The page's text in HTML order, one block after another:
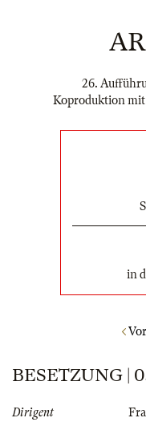
26.
Koproduktion mit
in
BESETZUNG |
Dirigent